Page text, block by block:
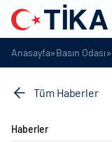
Anasayfa»Basın Odası»
Tüm Haberler
Haberler